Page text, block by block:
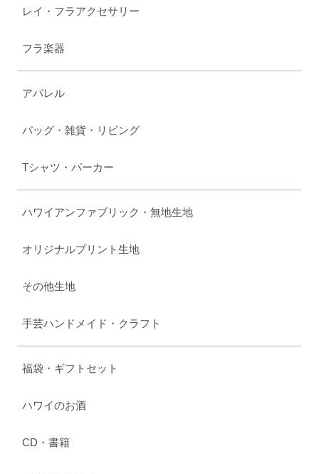
レイ・フラアクセサリー
フラ楽器
アパレル
バッグ・雑貨・リビング
Tシャツ・パーカー
ハワイアンファブリック・無地生地
オリジナルプリント生地
その他生地
手芸ハンドメイド・クラフト
福袋・ギフトセット
ハワイのお酒
CD・書籍